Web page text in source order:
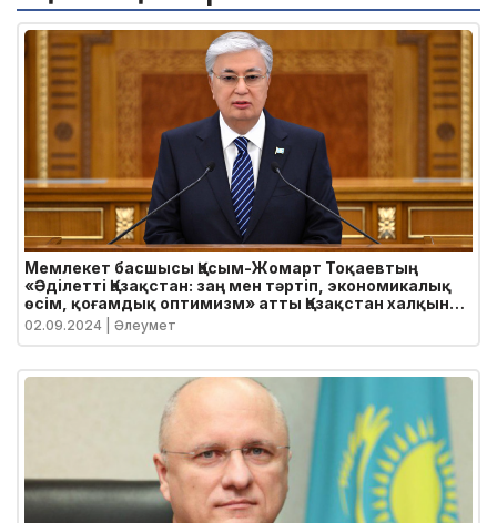
Мемлекет басшысы Қасым-Жомарт Тоқаевтың
«Әділетті Қазақстан: заң мен тәртіп, экономикалық
өсім, қоғамдық оптимизм» атты Қазақстан халқына
Жолдауы
02.09.2024 | Әлеумет